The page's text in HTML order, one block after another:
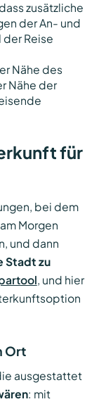
zusätzliche
der An- und
Reise
Nähe des
Nähe der
für
bei dem
Morgen
und dann
Stadt zu
, und hier
Ort
ausgestattet
: mit